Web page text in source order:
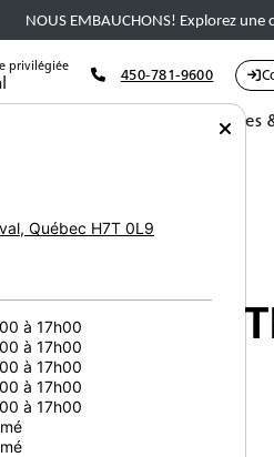
NOUS EMBAUCHONS! Explorez une
privilégiée
450-781-9600
Takeuchi
, Québec H7T 0L9
à 17h00
à 17h00
à 17h00
à 17h00
à 17h00